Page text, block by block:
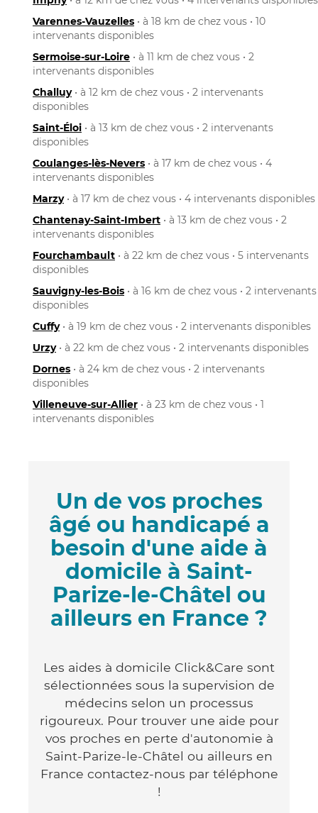
Varennes-Vauzelles • à 18 km de chez vous • 10
intervenants disponibles
Sermoise-sur-Loire • à 11 km de chez vous • 2
intervenants disponibles
Challuy• à 12 km de chez vous • 2 intervenants
disponibles
Saint-Éloi • à 13 km de chez vous • 2 intervenants
disponibles
Coulanges-lès-Nevers • à 17 km de chez vous • 4
intervenants disponibles
Marzy• à 17 km de chez vous • 4 intervenants disponibles
Chantenay-Saint-Imbert • à 13 km de chez vous • 2
intervenants disponibles
Fourchambault • à 22 km de chez vous • 5 intervenants
disponibles
Sauvigny-les-Bois • à 16 km de chez vous • 2 intervenants
disponibles
Cuffy• à 19 km de chez vous • 2 intervenants disponibles
Urzy• à 22 km de chez vous • 2 intervenants disponibles
Dornes • à 24 km de chez vous • 2 intervenants
disponibles
Villeneuve-sur-Allier • à 23 km de chez vous • 1
intervenants disponibles
Un de vos proches
âgé ou handicapé a
besoin d'une aide à
domicile à Saint-
Parize-le-Châtel ou
ailleurs en France ?
Les aides à domicile Click&Care sont
sélectionnées sous la supervision de
médecins selon un processus
rigoureux. Pour trouver une aide pour
vos proches en perte d'autonomie à
Saint-Parize-le-Châtel ou ailleurs en
France contactez-nous par téléphone
!